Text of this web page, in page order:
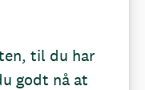
til du har
godt nå at